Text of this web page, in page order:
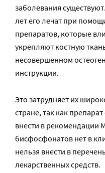
заболевания
лет его лечат при
препаратов, которые
укрепляют костную
несовершенном
инструкции.
Это затрудняет их
стране, так как
внести в рекомендации
бисфосфонатов нет в
нельзя внести в
лекарственных средств.